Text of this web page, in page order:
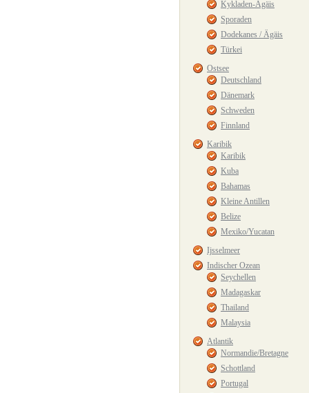
Kykladen-Ägäis
Sporaden
Dodekanes / Ägäis
Türkei
Ostsee
Deutschland
Dänemark
Schweden
Finnland
Karibik
Karibik
Kuba
Bahamas
Kleine Antillen
Belize
Mexiko/Yucatan
Ijsselmeer
Indischer Ozean
Seychellen
Madagaskar
Thailand
Malaysia
Atlantik
Normandie/Bretagne
Schottland
Portugal